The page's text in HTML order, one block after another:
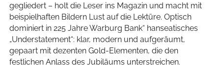
gegliedert – holt die Leser ins Magazin und macht mit
beispielhaften Bildern Lust auf die Lektüre. Optisch
dominiert in 225 Jahre Warburg Bank“ hanseatisches
„Understatement“: klar, modern und aufgeräumt,
gepaart mit dezenten Gold-Elementen, die den
festlichen Anlass des Jubiläums unterstreichen.